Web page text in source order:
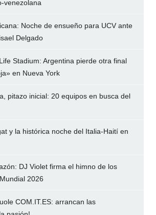
venezolana
Noche de ensueño para UCV ante
Delgado
Stadium: Argentina pierde otra final
en Nueva York
pitazo inicial: 20 equipos en busca del
y la histórica noche del Italia-Haití en
DJ Violet firma el himno de los
2026
COM.IT.ES: arrancan las